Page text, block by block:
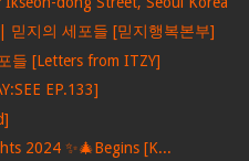
믿지의 세포들 [믿지행복본부]
들 [Letters from ITZY]
EP.133]
2024 ✨🎄Begins [K...